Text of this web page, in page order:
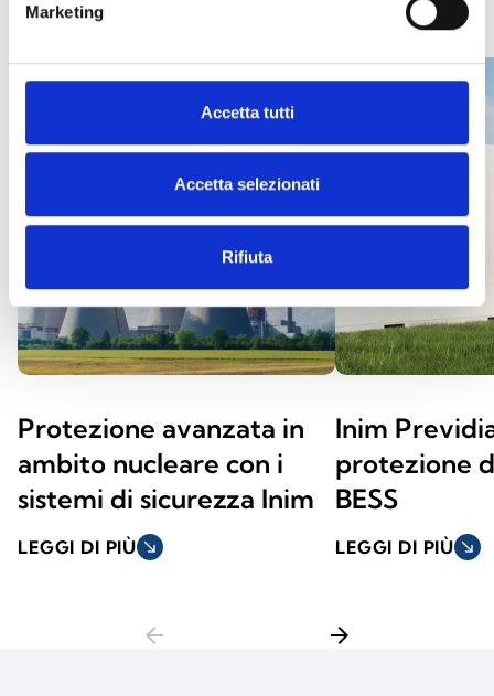
Marketing
Accetta tutti
Accetta selezionati
Rifiuta
Protezione avanzata in
ambito nucleare con i
sistemi di sicurezza Inim
LEGGI DI PIÙ south_east
Inim
protezione
BESS
LEGGI DI PIÙ south_east
arrow_back arrow_forward